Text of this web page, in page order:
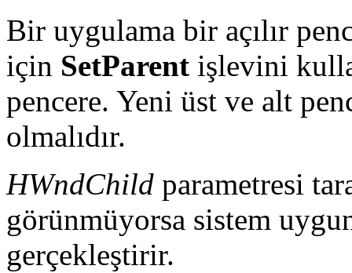
Bir uygulama bir açılır
için SetParent işlevini
pencere. Yeni üst ve alt
olmalıdır.
HWndChild parametresi
görünmüyorsa sistem
gerçekleştirir.